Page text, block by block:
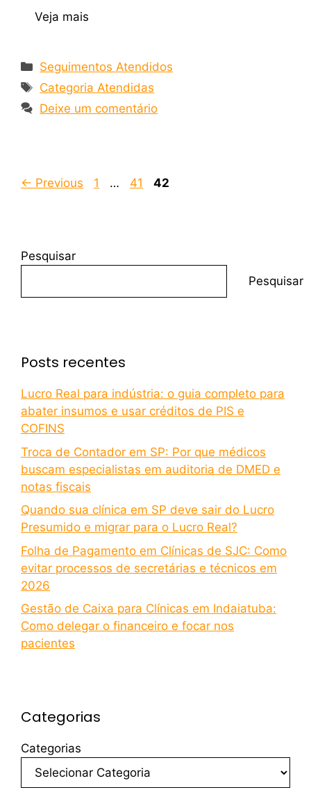
Veja mais
Seguimentos Atendidos
Categoria Atendidas
Deixe um comentário
← Previous 1 … 41 42
Pesquisar
Pesquisar
Posts recentes
Lucro Real para indústria: o guia completo para
abater insumos e usar créditos de PIS e
COFINS
Troca de Contador em SP: Por que médicos
buscam especialistas em auditoria de DMED e
notas fiscais
Quando sua clínica em SP deve sair do Lucro
Presumido e migrar para o Lucro Real?
Folha de Pagamento em Clínicas de SJC: Como
evitar processos de secretárias e técnicos em
2026
Gestão de Caixa para Clínicas em Indaiatuba:
Como delegar o financeiro e focar nos
pacientes
Categorias
Categorias